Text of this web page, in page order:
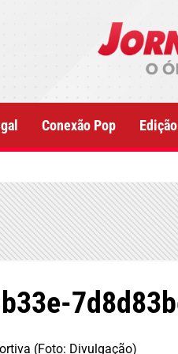
Conexão Pop
(Foto: Divulgação)